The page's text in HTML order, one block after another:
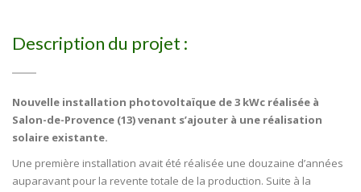
Description du projet :
Nouvelle installation photovoltaïque de 3 kWc réalisée à
Salon-de-Provence (13) venant s’ajouter à une réalisation
solaire existante.
Une première installation avait été réalisée une douzaine d’années
auparavant pour la revente totale de la production. Suite à la